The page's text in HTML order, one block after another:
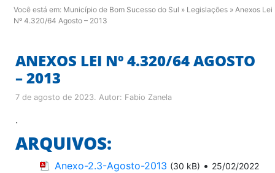
Você está em: Município de Bom Sucesso do Sul » Legislações » Anexos Lei
Nº 4.320/64 Agosto – 2013
ANEXOS LEI Nº 4.320/64 AGOSTO
– 2013
7 de agosto de 2023. Autor: Fabio Zanela
.
ARQUIVOS:
Anexo-2.3-Agosto-2013 (30 kB) • 25/02/2022